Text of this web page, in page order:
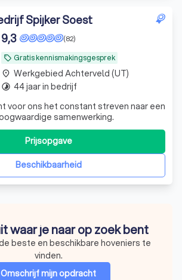
Spijker Soest
local_offer Gratis kennismakingsgesprek
(82)
9,3
voor ons het constant streven naar een
samenwerking.
Beschikbaarheid
Prijsopgave
place Werkgebied Achterveld (UT)
timelapse 44 jaar in bedrijf
waar je naar op zoek bent
beste en beschikbare hoveniers te
vinden.
Omschrijf mijn opdracht